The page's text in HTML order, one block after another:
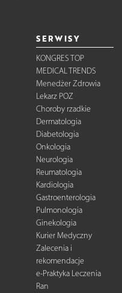
SERWISY
KONGRES TOP
MEDICAL TRENDS
Menedżer Zdrowia
Lekarz POZ
Choroby rzadkie
Dermatologia
Diabetologia
Onkologia
Neurologia
Reumatologia
Kardiologia
Gastroenterologia
Pulmonologia
Ginekologia
Kurier Medyczny
Zalecenia i
rekomendacje
e-Praktyka Leczenia
Ran